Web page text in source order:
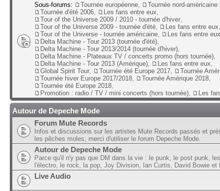
Sous-forums: Tournée européenne
Tournée nord-américaine
Tournée d'été 2006
Les fans entre eux
Tour of the Universe 2009 / 2010 - tournée d'hiver
Tour of the Universe 2009 - tournée d'été
Les fans entre eux
Tour of the Universe - tournée américaine
Les fans entre eux
Delta Machine - Tour 2013 (tournée d'été)
Delta Machine - Tour 2013/2014 (tournée d'hiver)
Delta Machine - Plateaux TV / concerts promo (hors tournée)
Delta Machine - Tour 2013 (Amérique)
Les fans entre eux
Global Spirit Tour
Tournée été Europe 2017
Tournée
Tournée hiver Europe 2017/2018
Tournée Amérique 2018
Tournée été Europe 2018
Promotion : radio / TV / mini concerts (hors tournée)
Les
Autour de Depeche Mode
Forum Mute Records
Infos et discussions sur les artistes Mute Records passés et
les pêches moles, merci d'utiliser le forum Depeche Mode.
Autour de Depeche Mode
Parce qu'il n'y pas que DM dans la vie : le punk, le post punk,
l'électro, le rock, la pop, Joy Division, Ian Curtis, David Bowie et
Live Audio